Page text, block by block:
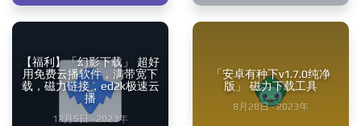
【福利】「幻影下载」 超好
用免费云播软件，满带宽下
载，磁力链接，ed2k极速云
播
12月5日 · 2023年
「安卓有种下v1.7.0纯净
版」 磁力下载工具
8月28日 · 2023年